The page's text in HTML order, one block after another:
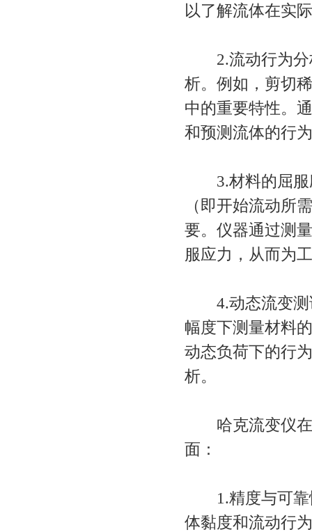
以了解流体在实
2.流动行为分
析。例如，剪切
中的重要特性。
和预测流体的行
3.材料的屈服
（即开始流动所
要。仪器通过测
服应力，从而为
4.动态流变测
幅度下测量材料
动态负荷下的行
析。
哈克流变仪在
面：
1.精度与可靠
体黏度和流动行